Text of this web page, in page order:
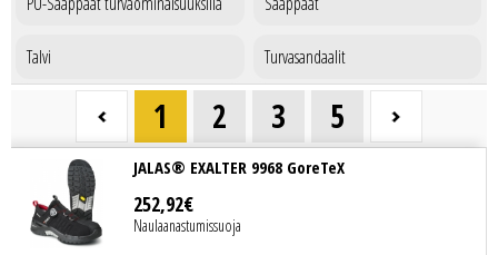
Talvi Turvasandaalit
1 2 3 5
JALAS® EXALTER 9968 GoreTeX
252,92€
Naulaanastumissuoja